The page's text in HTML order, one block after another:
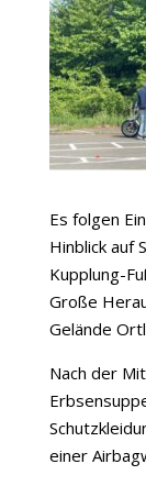
Es folgen
Hinblick auf
Kupplung-
Große
Gelände
Nach der
einer